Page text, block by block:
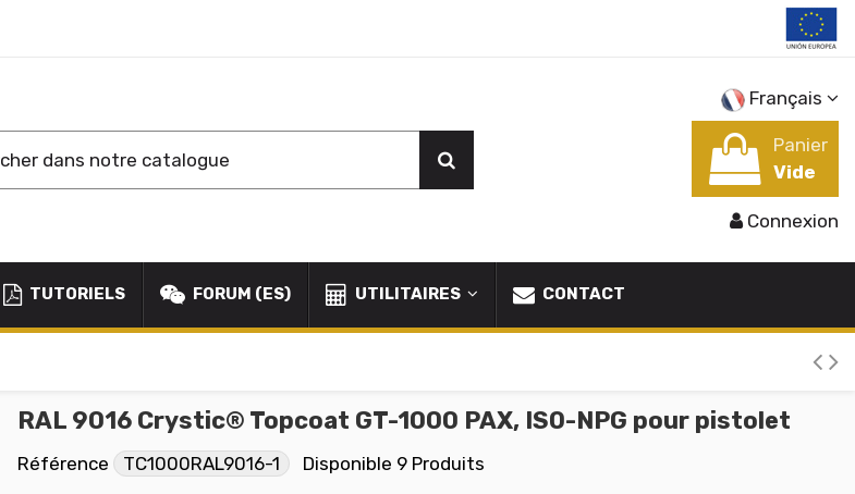
Français
Panier
Vide
Connexion
TUTORIELS FORUM (ES) UTILITAIRES CONTACT
RAL 9016 Crystic® Topcoat GT-1000 PAX, ISO-NPG pour pistolet
Référence TC1000RAL9016-1 Disponible 9 Produits